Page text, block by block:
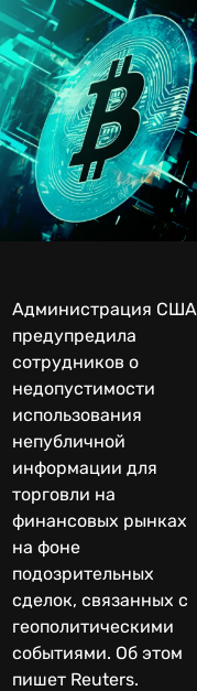
Администрация США
предупредила
сотрудников о
недопустимости
использования
непубличной
информации для
торговли на
финансовых рынках
на фоне
подозрительных
сделок, связанных с
геополитическими
событиями. Об этом
пишет Reuters.